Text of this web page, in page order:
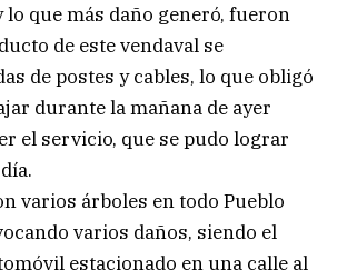
lo que más daño generó, fueron
de este vendaval se
de postes y cables, lo que obligó
durante la mañana de ayer
el servicio, que se pudo lograr
varios árboles en todo Pueblo
varios daños, siendo el
estacionado en una calle al